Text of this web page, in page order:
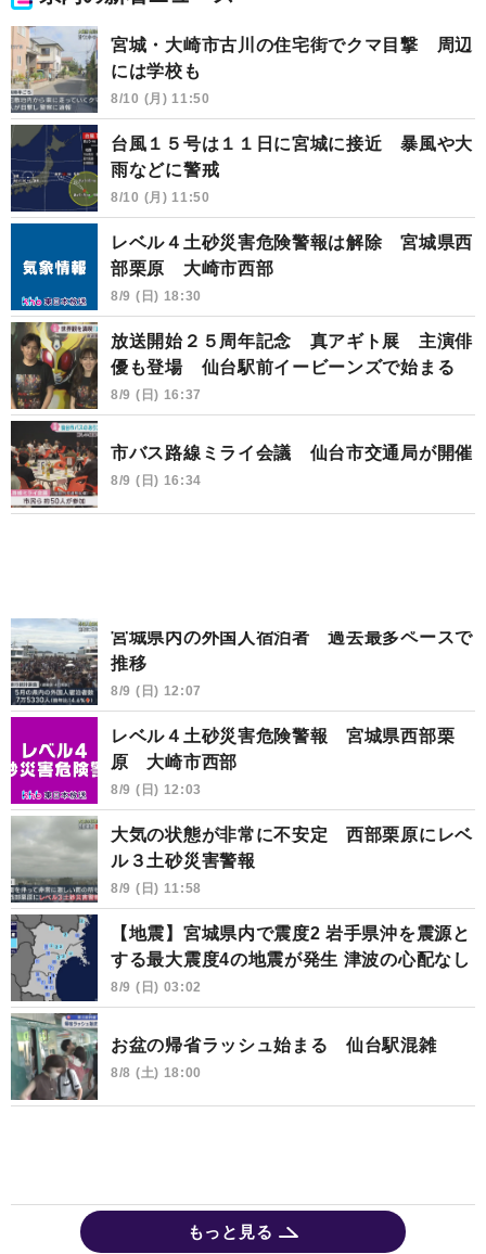
宮城・大崎市古川の住宅街でクマ目撃 周辺
には学校も
8/10 (月) 11:50
台風１５号は１１日に宮城に接近 暴風や大
雨などに警戒
8/10 (月) 11:50
レベル４土砂災害危険警報は解除 宮城県西
部栗原 大崎市西部
8/9 (日) 18:30
放送開始２５周年記念 真アギト展 主演俳
優も登場 仙台駅前イービーンズで始まる
8/9 (日) 16:37
市バス路線ミライ会議 仙台市交通局が開催
8/9 (日) 16:34
宮城県内の外国人宿泊者 過去最多ペースで
推移
8/9 (日) 12:07
レベル４土砂災害危険警報 宮城県西部栗
原 大崎市西部
8/9 (日) 12:03
大気の状態が非常に不安定 西部栗原にレベ
ル３土砂災害警報
8/9 (日) 11:58
【地震】宮城県内で震度2 岩手県沖を震源と
する最大震度4の地震が発生 津波の心配なし
8/9 (日) 03:02
お盆の帰省ラッシュ始まる 仙台駅混雑
8/8 (土) 18:00
もっと見る